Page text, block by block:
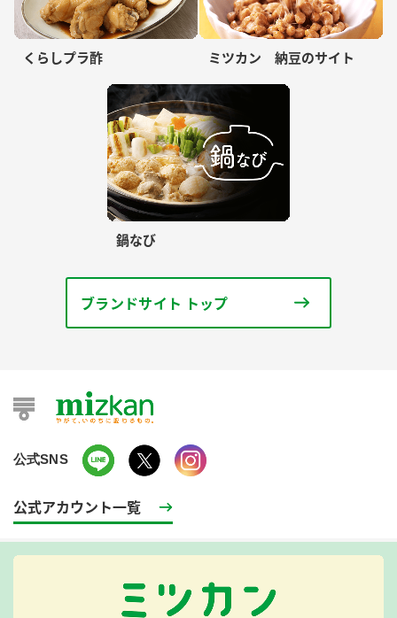
くらしプラ酢 ミツカン 納豆のサイト
鍋なび
ブランドサイト トップ
公式SNS
公式アカウント一覧